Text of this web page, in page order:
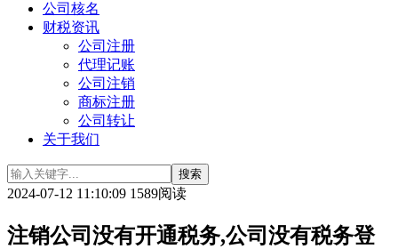
公司核名
财税资讯
公司注册
代理记账
公司注销
商标注册
公司转让
关于我们
2024-07-12 11:10:09 1589阅读
注销公司没有开通税务,公司没有税务登